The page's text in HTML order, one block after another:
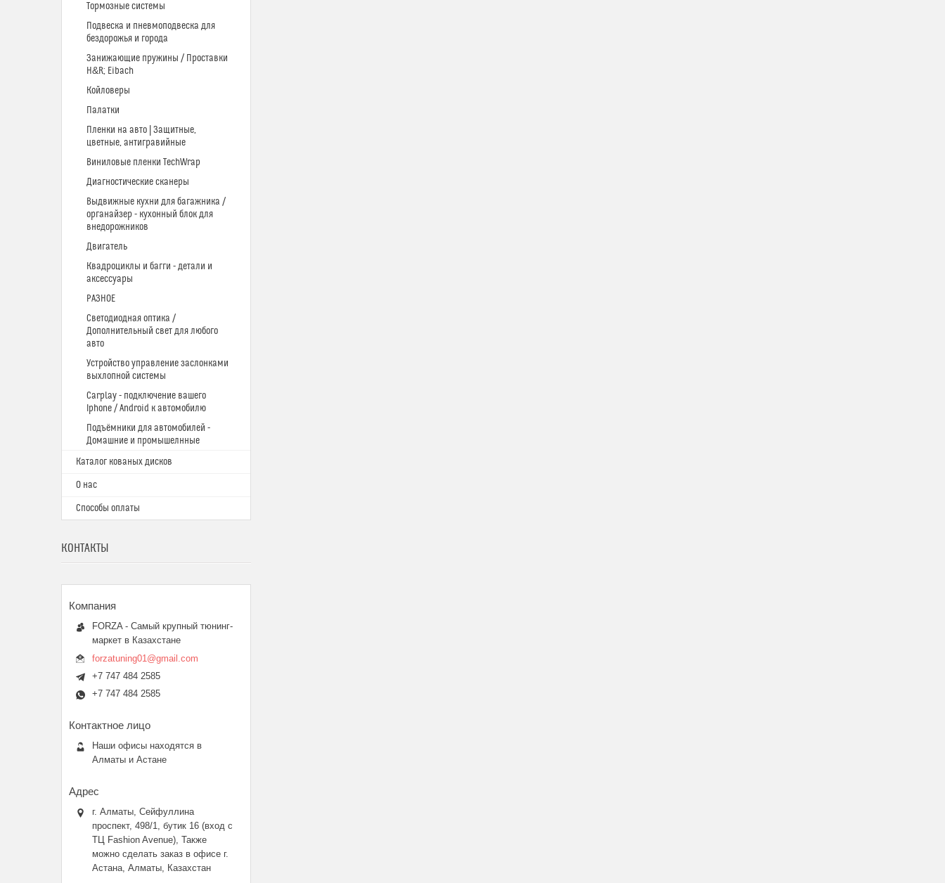
Тормозные системы
Подвеска и пневмоподвеска для
бездорожья и города
Занижающие пружины / Проставки
H&R; Eibach
Койловеры
Палатки
Пленки на авто | Защитные,
цветные, антигравийные
Виниловые пленки TechWrap
Диагностические сканеры
Выдвижные кухни для багажника /
органайзер - кухонный блок для
внедорожников
Двигатель
Квадроциклы и багги - детали и
аксессуары
РАЗНОЕ
Светодиодная оптика /
Дополнительный свет для любого
авто
Устройство управление заслонками
выхлопной системы
Carplay - подключение вашего
Iphone / Android к автомобилю
Подъёмники для автомобилей -
Домашние и промышелнные
Каталог кованых дисков
О нас
Способы оплаты
КОНТАКТЫ
FORZA - Самый крупный тюнинг-
маркет в Казахстане
forzatuning01@gmail.com
+7 747 484 2585
+7 747 484 2585
Наши офисы находятся в
Алматы и Астане
г. Алматы, Сейфуллина
проспект, 498/1, бутик 16 (вход с
ТЦ Fashion Avenue), Также
можно сделать заказ в офисе г.
Астана, Алматы, Казахстан